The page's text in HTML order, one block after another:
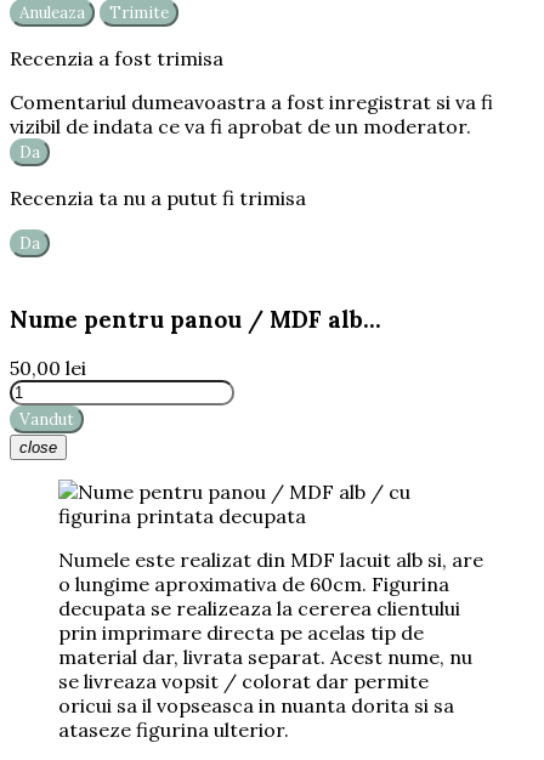
Anuleaza Trimite
Recenzia a fost trimisa
Comentariul dumeavoastra a fost inregistrat si va fi
vizibil de indata ce va fi aprobat de un moderator.
Da
Recenzia ta nu a putut fi trimisa
Da
Nume pentru panou / MDF alb...
50,00 lei
Vandut
close
Numele este realizat din MDF lacuit alb si, are
o lungime aproximativa de 60cm. Figurina
decupata se realizeaza la cererea clientului
prin imprimare directa pe acelas tip de
material dar, livrata separat. Acest nume, nu
se livreaza vopsit / colorat dar permite
oricui sa il vopseasca in nuanta dorita si sa
ataseze figurina ulterior.